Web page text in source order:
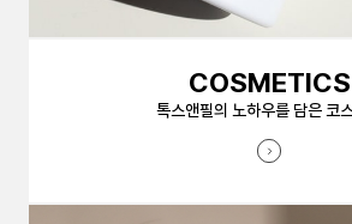
COSMETICS
톡스앤필의 노하우를 담은 코